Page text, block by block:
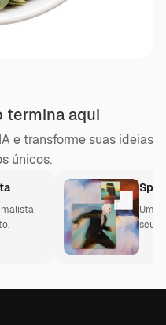
termina aqui
e transforme suas ideias
únicos.
Uma
seus